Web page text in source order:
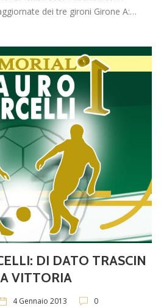
dei tre gironi Girone A:…
DI DATO TRASCIN
VITTORIA
4 Gennaio 2013 0